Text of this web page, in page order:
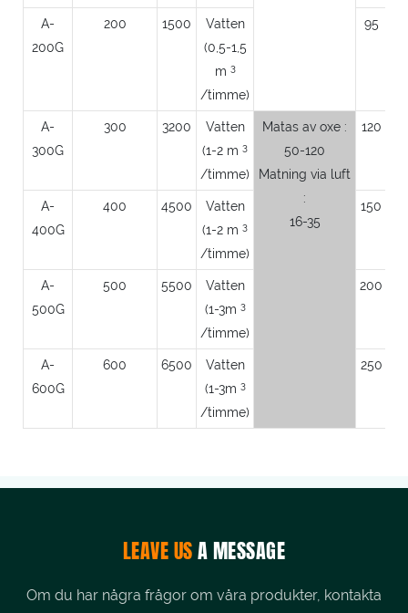
A-
200G
200 1500
Vatten
(0,5-1,5
m 3
/timme)
95
A-
300G
300 3200
Vatten
(1-2 m 3
/timme)
Matas av oxe :
50-120
Matning via luft
:
16-35
120
A-
400G
400 4500
Vatten
(1-2 m 3
/timme)
150
A-
500G
500 5500
Vatten
(1-3m 3
/timme)
200
A-
600G
600 6500
Vatten
(1-3m 3
/timme)
250
LEAVE USA MESSAGE
Om du har några frågor om våra produkter, kontakta